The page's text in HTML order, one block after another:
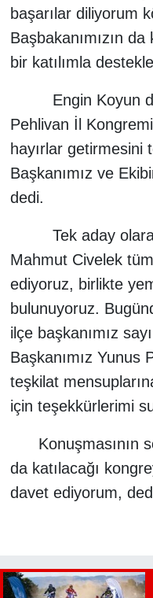
başarılar diliyorum
Başbakanımızın
bir katılımla
Engin Koyun
Pehlivan İl
hayırlar getirmesini
Başkanımız ve
dedi.
Tek aday
Mahmut Civelek
ediyoruz, birlikte
bulunuyoruz.
ilçe başkanımız
Başkanımız Yunus
teşkilat
için teşekkürlerimi
Konuşmasının
da katılacağı
davet ediyorum,